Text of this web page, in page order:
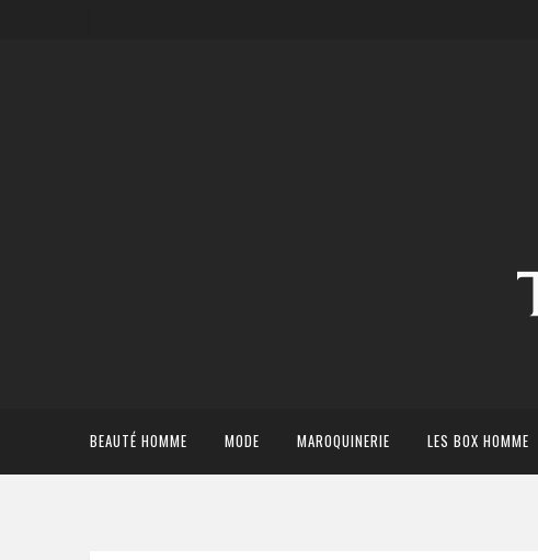
BEAUTÉ HOMME MODE MAROQUINERIE LES BOX HOMME